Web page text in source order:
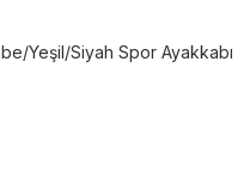
Yeşil/Siyah Spor Ayakkabı